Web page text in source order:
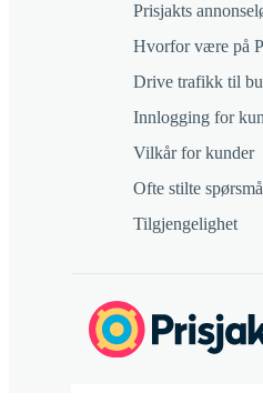
Prisjakts
Hvorfor være på
Drive trafikk til
Innlogging for
Vilkår for kunder
Ofte stilte
Tilgjengelighet